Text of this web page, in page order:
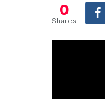
0
Shares